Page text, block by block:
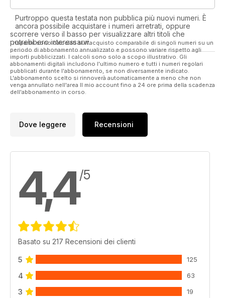
reflects on time spent observing Agnes, a Pollit & Wigzell
‘three rod’ engine - a design unique to this manufacturer.
The Index to volume 216 occupies the centre pages this time
and Mick Knights brings his article on the construction of
‘Mastiff Plu’ to a close by holding his breath and starting it
running. A little time spent solving a couple of teething
troubles and it’s away…!
Purtroppo questa testata non pubblica più nuovi numeri. È
ancora possibile acquistare i numeri arretrati, oppure
scorrere verso il basso per visualizzare altri titoli che
potrebbero interessarvi.
I risparmi sono calcolati sull'acquisto comparabile di singoli numeri su un
periodo di abbonamento annualizzato e possono variare rispetto agli
importi pubblicizzati. I calcoli sono solo a scopo illustrativo. Gli
abbonamenti digitali includono l'ultimo numero e tutti i numeri regolari
pubblicati durante l'abbonamento, se non diversamente indicato.
L'abbonamento scelto si rinnoverà automaticamente a meno che non
venga annullato nell'area Il mio account fino a 24 ore prima della scadenza
dell'abbonamento in corso.
Dove leggere Recensioni
4,4/5
Basato su 217 Recensioni dei clienti
5 125
4 63
3 19